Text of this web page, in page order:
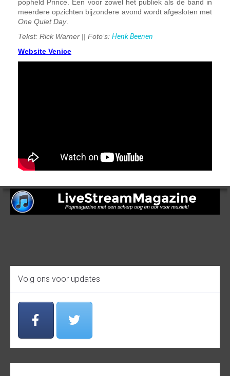
popheld Prince. Een voor zowel het publiek als de band in
meerdere opzichten bijzondere avond wordt afgesloten met
One Quiet Day.
Tekst: Rick Warner || Foto’s: Henk Beenen
Website Venice
Volg ons voor updates